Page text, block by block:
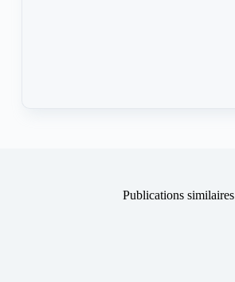
Publications similaires